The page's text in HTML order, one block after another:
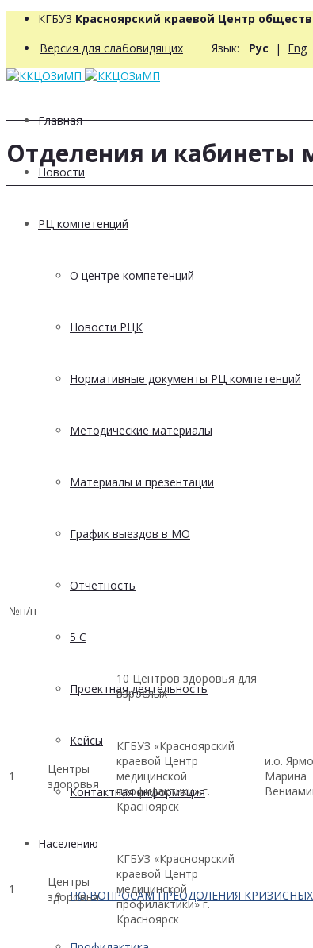
КГБУЗ Красноярский краевой Центр
Версия для слабовидящих Язык: Рус | Eng
Главная
Новости
РЦ компетенций
О центре компетенций
Новости РЦК
Нормативные документы РЦ компетенций
Методические материалы
Материалы и презентации
График выездов в МО
Отчетность
5 С
Проектная деятельность
Кейсы
Контактная информация
Населению
ПО ВОПРОСАМ ПРЕОДОЛЕНИЯ
Отделения и кабинеты
№п/п
10 Центров здоровья для
взрослых
1
Центры
здоровья
КГБУЗ «Красноярский
краевой Центр
медицинской
профилактики» г.
Красноярск
и.о.
Марина
1
Центры
здоровья
КГБУЗ «Красноярский
краевой Центр
медицинской
профилактики» г.
Красноярск